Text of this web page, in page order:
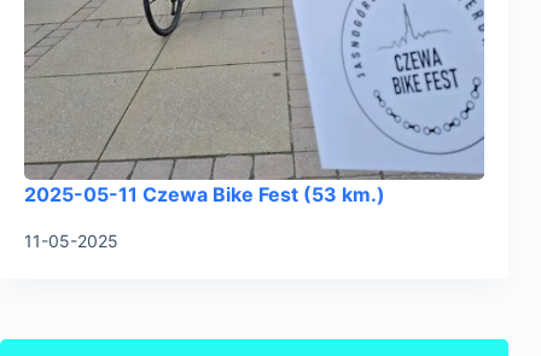
2025-05-11 Czewa Bike Fest (53 km.)
11-05-2025